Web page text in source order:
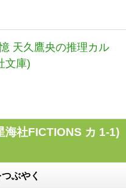
天久鷹央の推理カル
文庫)
海社FICTIONS カ 1-1)
ぶやく